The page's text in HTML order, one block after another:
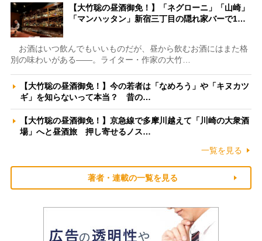
【大竹聡の昼酒御免！】「ネグローニ」「山崎」
「マンハッタン」新宿三丁目の隠れ家バーで1…
お酒はいつ飲んでもいいものだが、昼から飲むお酒にはまた格
別の味わいがある――。ライター・作家の大竹…
【大竹聡の昼酒御免！】今の若者は「なめろう」や「キヌカツ
ギ」を知らないって本当？ 昔の…
【大竹聡の昼酒御免！】京急線で多摩川越えて「川崎の大衆酒
場」へと昼酒旅 押し寄せるノス…
一覧を見る
著者・連載の一覧を見る